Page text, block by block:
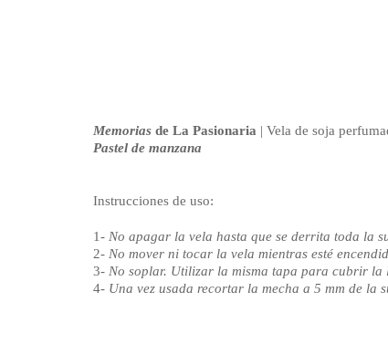
Memorias de La Pasionaria | Vela de soja
Pastel de manzana
Instrucciones de uso:
1- No apagar la vela hasta que se derrita toda la
2- No mover ni tocar la vela mientras esté
3- No soplar. Utilizar la misma tapa para cubrir la
4- Una vez usada recortar la mecha a 5 mm de la